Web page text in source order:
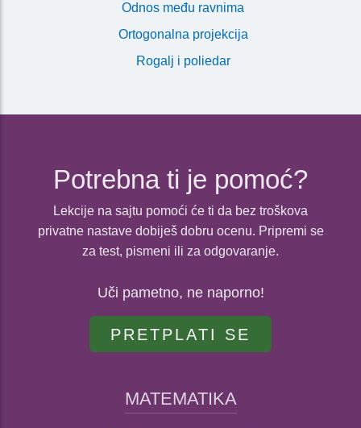
Odnos među ravnima
Ortogonalna projekcija
Rogalj i poliedar
Potrebna ti je pomoć?
Lekcije na sajtu pomoći će ti da bez troškova
privatne nastave dobiješ dobru ocenu. Pripremi se
za test, pismeni ili za odgovaranje.
Uči pametno, ne naporno!
PRETPLATI SE
MATEMATIKA